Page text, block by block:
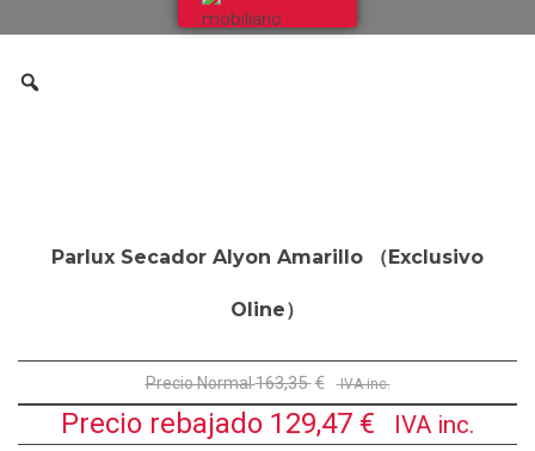
Mobiliario
Parlux Secador Alyon Amarillo （Exclusivo
Oline）
Precio Normal163,35€ IVA inc.
Precio rebajado 129,47 € IVA inc.